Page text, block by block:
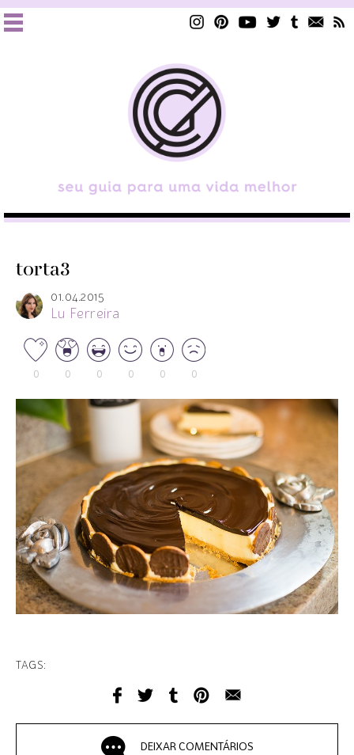
torta3
01.04.2015
Lu Ferreira
0 0 0 0 0 0
TAGS:
DEIXAR COMENTÁRIOS